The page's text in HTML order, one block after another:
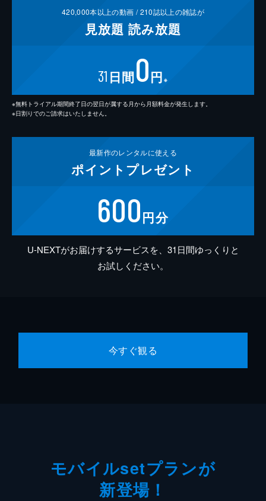
420,000本以上の動画 /210誌以上の雑誌が
見放題 読み放題
31 日間0円 ※
※無料トライアル期間終了日の翌日が属する月から月額料金が発生します。
※日割りでのご請求はいたしません。
最新作のレンタルに使える
ポイント プレゼント
600円分
U-NEXTがお届けするサービスを、31日間ゆっくりと
お試しください。
今すぐ観る
モバイルsetプランが
新登場！